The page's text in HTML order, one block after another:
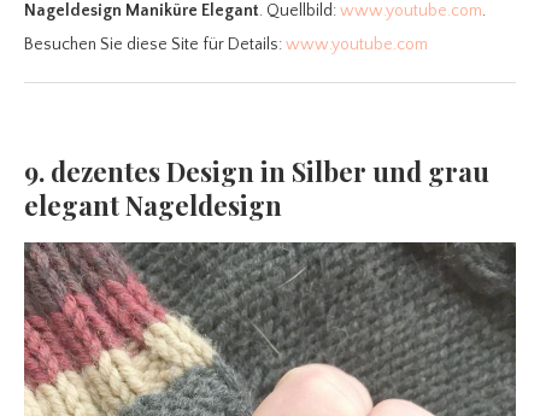
Nageldesign Maniküre Elegant. Quellbild:www.youtube.com.
Besuchen Sie diese Site für Details:www.youtube.com
9. dezentes Design in Silber und grau
elegant Nageldesign